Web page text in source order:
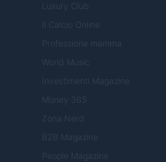
Luxury Club
Il Calcio Online
Professione mamma
World Music
Investimenti Magazine
Money 365
Zona Nerd
B2B Magazine
People Magazine